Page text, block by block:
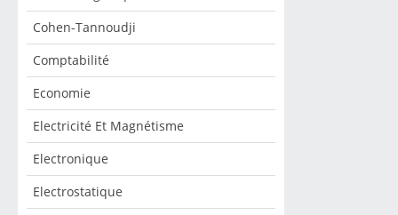
Cohen-Tannoudji
Comptabilité
Economie
Electricité Et Magnétisme
Electronique
Electrostatique